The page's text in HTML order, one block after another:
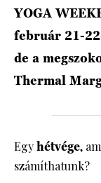
YOGA
február 21-
de a
Thermal
Egyhétvége,
számíthatunk?